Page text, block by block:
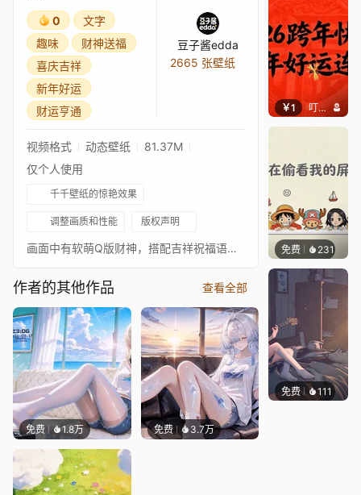
0
文字
趣味
财神送福
喜庆吉祥
新年好运
财运亨通
豆子酱edda
2665 张壁纸
视频格式 动态壁纸
81.37M
仅个人使用
千千壁纸的惊艳效果
调整画质和性能 版权声明
画面中有软萌Q版财神，搭配吉祥祝福语与金币萌物，风格喜庆治愈，传递财运满满的美好祝福。
作者的其他作品 查看全部
免费 1.8万 免费 3.7万
￥1 叮叮当当
免费 231渔小小
免费 111